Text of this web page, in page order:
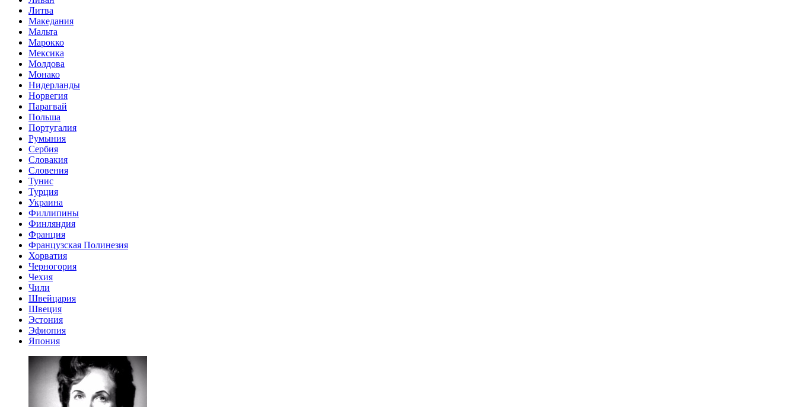
Литва
Македания
Мальта
Марокко
Мексика
Молдова
Монако
Нидерланды
Норвегия
Парагвай
Польша
Португалия
Румыния
Сербия
Словакия
Словения
Тунис
Турция
Украина
Филлипины
Финляндия
Франция
Французская Полинезия
Хорватия
Черногория
Чехия
Чили
Швейцария
Швеция
Эстония
Эфиопия
Япония